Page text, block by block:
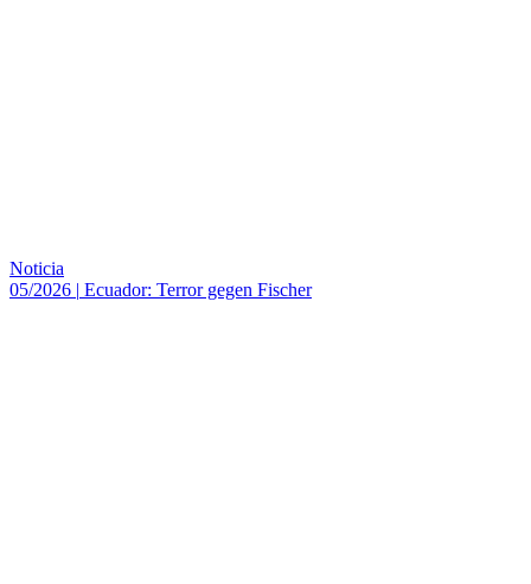
Noticia
05/2026 | Ecuador: Terror gegen Fischer